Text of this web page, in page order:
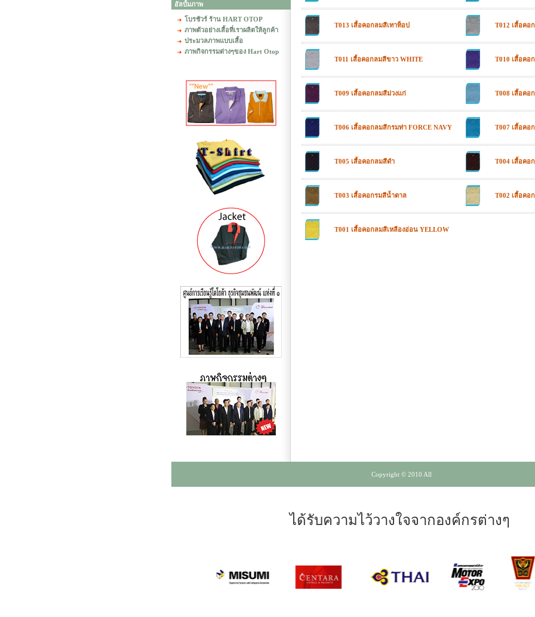
อัลบั้มภาพ
โบรชัวร์ ร้าน HART OTOP
ภาพตัวอย่างเสื้อที่เราผลิตให้ลูกค้า
ประมวลภาพแบบเสื้อ
ภาพกิจกรรมต่างๆของ Hart Otop
T013 เสื้อคอกลมสีเทาท็อป T012 เสื้อคอ
T011 เสื้อคอกลมสีขาว WHITE T010 เสื้อคอ
T009 เสื้อคอกลมสีม่วงแก่ T008 เสื้อคอ
T006 เสื้อคอกลมสีกรมท่า FORCE NAVY T007 เสื้อคอ
T005 เสื้อคอกลมสีดำ T004 เสื้อคอ
T003 เสื้อคอกรมสีน้ำตาล T002 เสื้อคอ
T001 เสื้อคอกลมสีเหลืองอ่อน YELLOW
Copyright © 2010 All
ได้รับความไว้วางใจจากองค์กรต่างๆ